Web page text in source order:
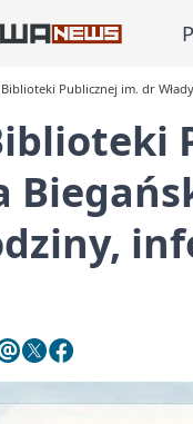
Publicznej im. dr